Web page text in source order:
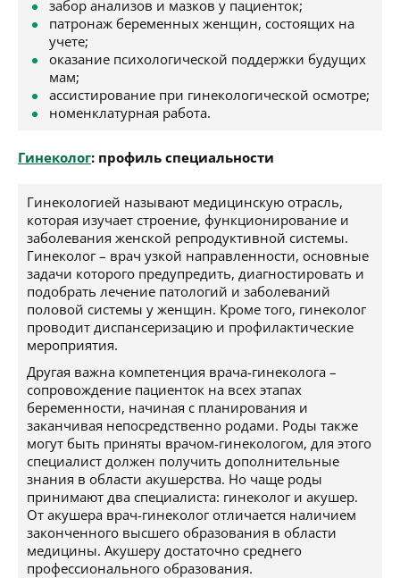
забор анализов и мазков у пациенток;
патронаж беременных женщин, состоящих на
учете;
оказание психологической поддержки будущих
мам;
ассистирование при гинекологической осмотре;
номенклатурная работа.
Гинеколог: профиль специальности
Гинекологией называют медицинскую отрасль,
которая изучает строение, функционирование и
заболевания женской репродуктивной системы.
Гинеколог – врач узкой направленности, основные
задачи которого предупредить, диагностировать и
подобрать лечение патологий и заболеваний
половой системы у женщин. Кроме того, гинеколог
проводит диспансеризацию и профилактические
мероприятия.
Другая важна компетенция врача-гинеколога –
сопровождение пациенток на всех этапах
беременности, начиная с планирования и
заканчивая непосредственно родами. Роды также
могут быть приняты врачом-гинекологом, для этого
специалист должен получить дополнительные
знания в области акушерства. Но чаще роды
принимают два специалиста: гинеколог и акушер.
От акушера врач-гинеколог отличается наличием
законченного высшего образования в области
медицины. Акушеру достаточно среднего
профессионального образования.